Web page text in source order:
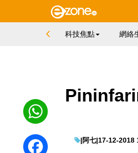
科技焦點 網絡
|阿七|17-12-2018
WhatsApp